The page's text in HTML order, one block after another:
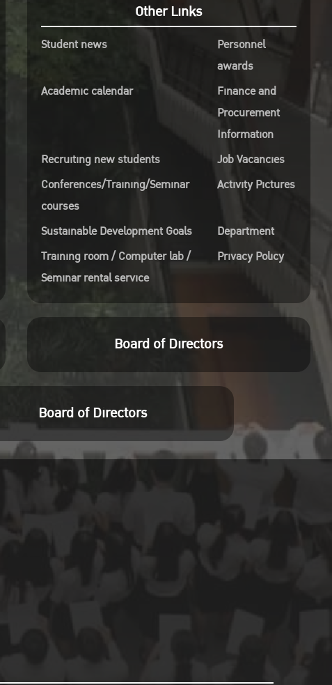
Other Links
Student news
Personnel
awards
Academic calendar
Finance and
Procurement
Information
Recruiting new students
Job Vacancies
Conferences/Training/Seminar
courses
Activity Pictures
Sustainable Development Goals
Department
Training room / Computer lab /
Seminar rental service
Privacy Policy
Board of Directors
Board of Directors